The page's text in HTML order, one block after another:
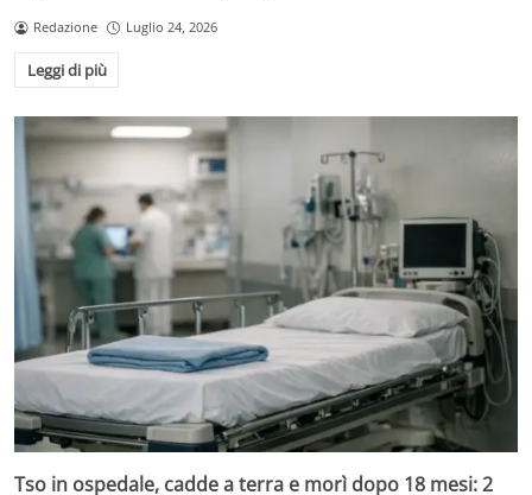
Redazione Luglio 24, 2026
Leggi di più
Tso in ospedale, cadde a terra e morì dopo 18 mesi: 2